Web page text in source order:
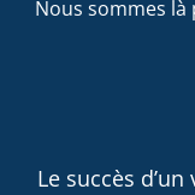
Nous sommes
Le succès